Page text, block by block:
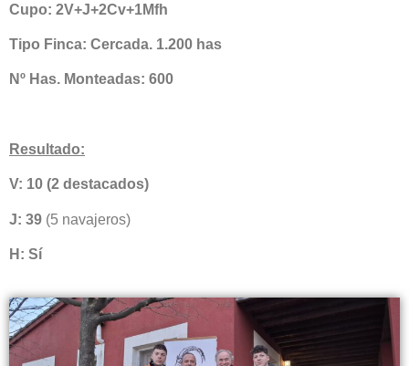
Cupo: 2V+J+2Cv+1Mfh
Tipo Finca: Cercada. 1.200 has
Nº Has. Monteadas: 600
Resultado:
V: 10 (2 destacados)
J: 39 (5 navajeros)
H: Sí